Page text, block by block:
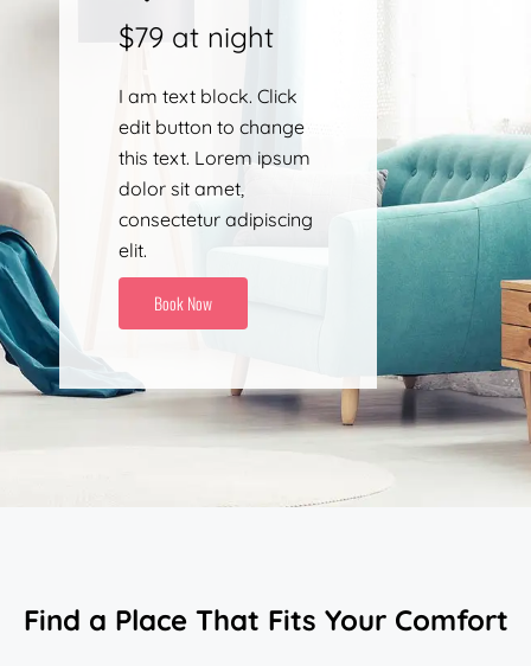
$79 at night
I am text block. Click
edit button to change
this text. Lorem ipsum
dolor sit amet,
consectetur adipiscing
elit.
Book Now
Find a Place That Fits Your Comfort